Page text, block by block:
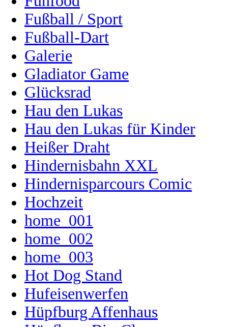
Fußball / Sport
Fußball-Dart
Galerie
Gladiator Game
Glücksrad
Hau den Lukas
Hau den Lukas für Kinder
Heißer Draht
Hindernisbahn XXL
Hindernisparcours Comic
Hochzeit
home_001
home_002
home_003
Hot Dog Stand
Hufeisenwerfen
Hüpfburg Affenhaus